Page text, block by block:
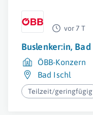
vor 7 T
Buslenker:in,
ÖBB-Konzern
Bad Ischl
Teilzeit/geringfügig